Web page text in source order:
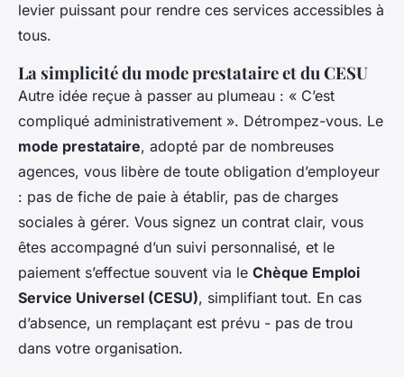
levier puissant pour rendre ces services accessibles à
tous.
La simplicité du mode prestataire et du CESU
Autre idée reçue à passer au plumeau : « C’est
compliqué administrativement ». Détrompez-vous. Le
mode prestataire, adopté par de nombreuses
agences, vous libère de toute obligation d’employeur
: pas de fiche de paie à établir, pas de charges
sociales à gérer. Vous signez un contrat clair, vous
êtes accompagné d’un suivi personnalisé, et le
paiement s’effectue souvent via le Chèque Emploi
Service Universel (CESU), simplifiant tout. En cas
d’absence, un remplaçant est prévu - pas de trou
dans votre organisation.